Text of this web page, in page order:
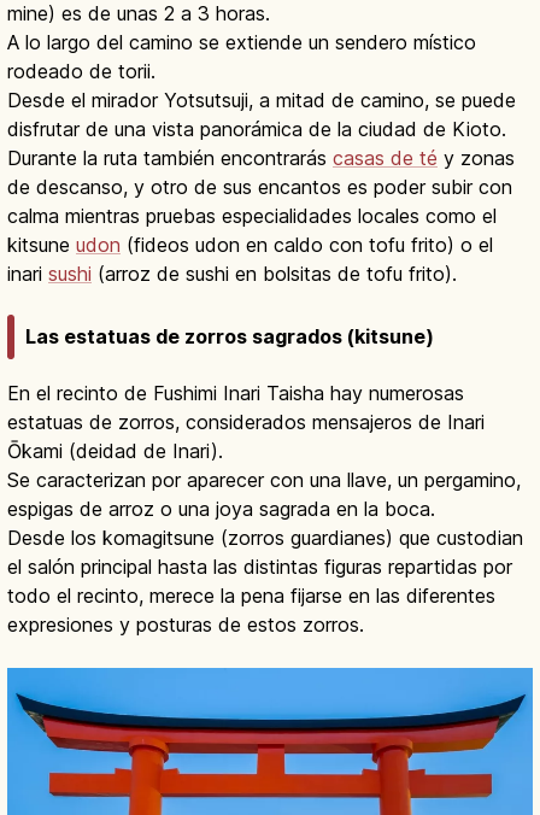
mine) es de unas 2 a 3 horas.
A lo largo del camino se extiende un sendero místico
rodeado de torii.
Desde el mirador Yotsutsuji, a mitad de camino, se puede
disfrutar de una vista panorámica de la ciudad de Kioto.
Durante la ruta también encontrarás casas de té y zonas
de descanso, y otro de sus encantos es poder subir con
calma mientras pruebas especialidades locales como el
kitsune udon (fideos udon en caldo con tofu frito) o el
inari sushi (arroz de sushi en bolsitas de tofu frito).
Las estatuas de zorros sagrados (kitsune)
En el recinto de Fushimi Inari Taisha hay numerosas
estatuas de zorros, considerados mensajeros de Inari
Ōkami (deidad de Inari).
Se caracterizan por aparecer con una llave, un pergamino,
espigas de arroz o una joya sagrada en la boca.
Desde los komagitsune (zorros guardianes) que custodian
el salón principal hasta las distintas figuras repartidas por
todo el recinto, merece la pena fijarse en las diferentes
expresiones y posturas de estos zorros.